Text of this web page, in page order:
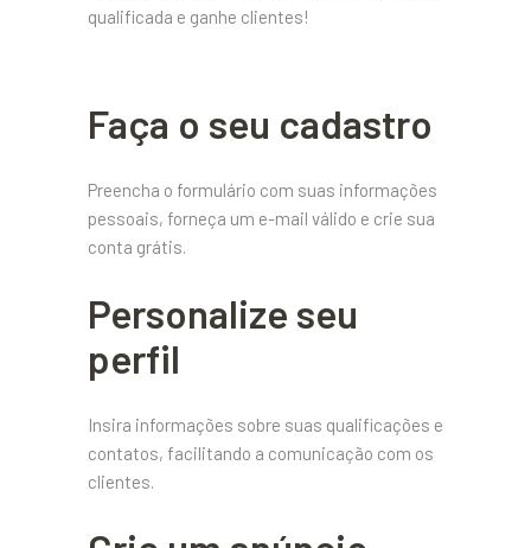
qualificada e ganhe clientes!
Faça o seu cadastro
Preencha o formulário com suas informações
pessoais, forneça um e-mail válido e crie sua
conta grátis.
Personalize seu
perfil
Insira informações sobre suas qualificações e
contatos, facilitando a comunicação com os
clientes.